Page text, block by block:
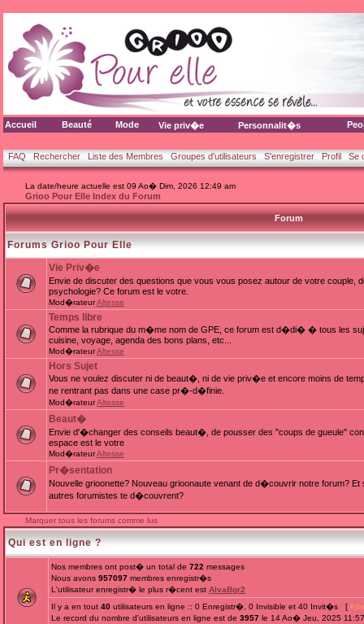
Accueil Beauté Mode Vie priv�e Personnalit�s
FAQ Rechercher Liste des Membres Groupes d'utilisateurs S'enregistrer Profil Se
La date/heure actuelle est 09 Ao� Dim, 2026 12:49 am
Grioo Pour Elle Index du Forum
Forum
Forums Grioo Pour Elle
Vie Priv�e
Envie de discuter des questions que vous vous posez autour de votre
psychologie? Ce forum est le votre.
Mod�rateurAltesse
Temps libre
Comme la rubrique du m�me nom de GPE, ce forum est d�di� � tous les
cuisine, voyage, agenda des bons plans, etc...
Mod�rateurAltesse
Hors Sujet
Vous ne voulez discuter ni de beaut�, ni de vie priv�e et encore moins de
ne rentrant pas dans une case pr�-d�finie.
Mod�rateurAltesse
Beaut�
Envie d'�changer des conseils beaut�, de pousser des "coups de gueule"
espace est le votre
Mod�rateurAltesse
Pr�sentation
Nouvelle grioonette? Nouveau grioonaute venant de d�couvrir notre forum?
autres forumistes te d�couvrent?
Marquer tous les forums comme lus
Qui est en ligne ?
Nos membres ont post� un total de 722 messages
Nous avons 957097 membres enregistr�s
L'utilisateur enregistr� le plus r�cent est AlvaBgr2
Il y a en tout 40 utilisateurs en ligne :: 0 Enregistr�, 0 Invisible et 40 Invit�s [
Le record du nombre d'utilisateurs en ligne est de 3957 le 14 Ao� Jeu, 2025